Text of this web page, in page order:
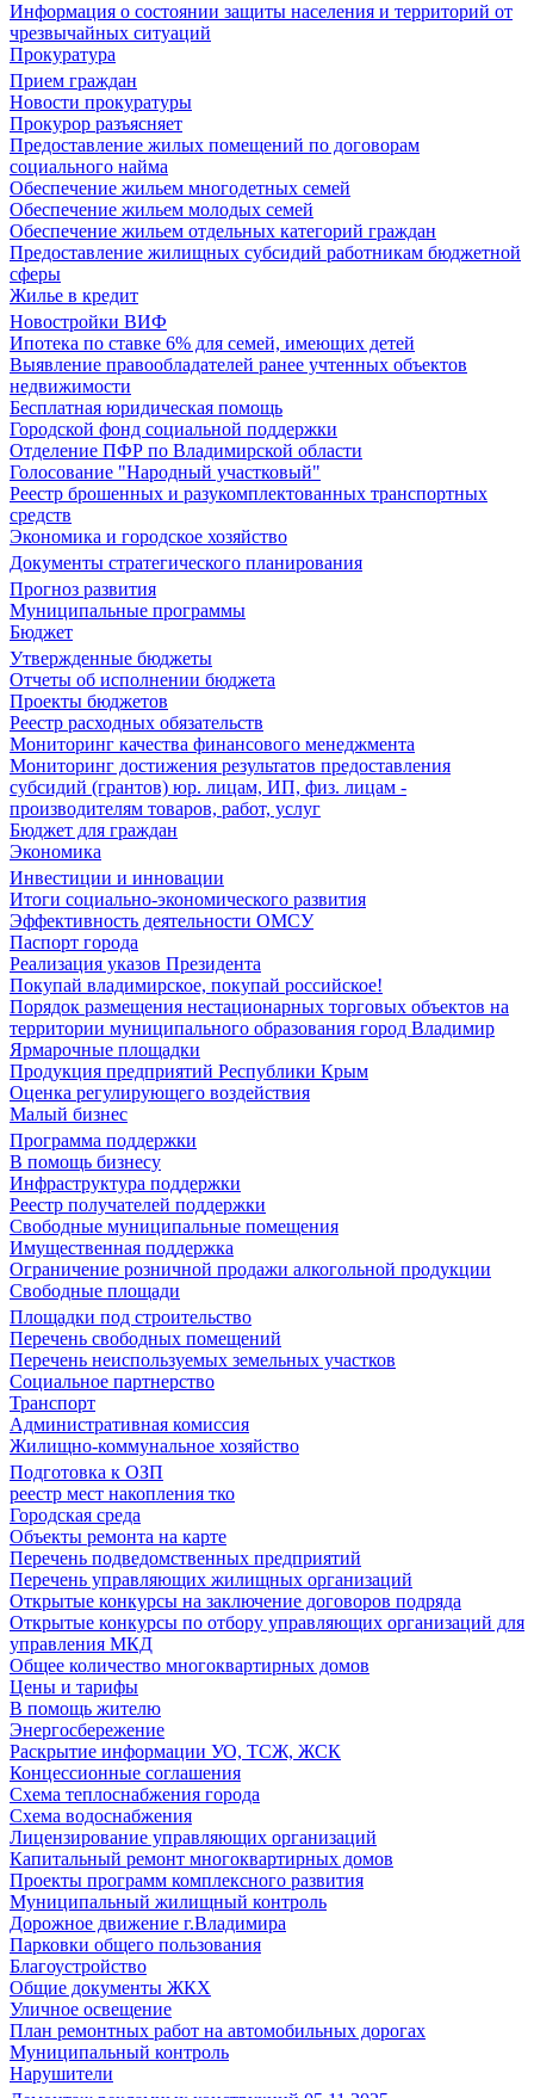
Информация о состоянии защиты населения и территорий от
чрезвычайных ситуаций
Прокуратура
Прием граждан
Новости прокуратуры
Прокурор разъясняет
Предоставление жилых помещений по договорам
социального найма
Обеспечение жильем многодетных семей
Обеспечение жильем молодых семей
Обеспечение жильем отдельных категорий граждан
Предоставление жилищных субсидий работникам бюджетной
сферы
Жилье в кредит
Новостройки ВИФ
Ипотека по ставке 6% для семей, имеющих детей
Выявление правообладателей ранее учтенных объектов
недвижимости
Бесплатная юридическая помощь
Городской фонд социальной поддержки
Отделение ПФР по Владимирской области
Голосование "Народный участковый"
Реестр брошенных и разукомплектованных транспортных
средств
Экономика и городское хозяйство
Документы стратегического планирования
Прогноз развития
Муниципальные программы
Бюджет
Утвержденные бюджеты
Отчеты об исполнении бюджета
Проекты бюджетов
Реестр расходных обязательств
Мониторинг качества финансового менеджмента
Мониторинг достижения результатов предоставления
субсидий (грантов) юр. лицам, ИП, физ. лицам -
производителям товаров, работ, услуг
Бюджет для граждан
Экономика
Инвестиции и инновации
Итоги социально-экономического развития
Эффективность деятельности ОМСУ
Паспорт города
Реализация указов Президента
Покупай владимирское, покупай российское!
Порядок размещения нестационарных торговых объектов на
территории муниципального образования город Владимир
Ярмарочные площадки
Продукция предприятий Республики Крым
Оценка регулирующего воздействия
Малый бизнес
Программа поддержки
В помощь бизнесу
Инфраструктура поддержки
Реестр получателей поддержки
Свободные муниципальные помещения
Имущественная поддержка
Ограничение розничной продажи алкогольной продукции
Свободные площади
Площадки под строительство
Перечень свободных помещений
Перечень неиспользуемых земельных участков
Социальное партнерство
Транспорт
Административная комиссия
Жилищно-коммунальное хозяйство
Подготовка к ОЗП
реестр мест накопления тко
Городская среда
Объекты ремонта на карте
Перечень подведомственных предприятий
Перечень управляющих жилищных организаций
Открытые конкурсы на заключение договоров подряда
Открытые конкурсы по отбору управляющих организаций для
управления МКД
Общее количество многоквартирных домов
Цены и тарифы
В помощь жителю
Энергосбережение
Раскрытие информации УО, ТСЖ, ЖСК
Концессионные соглашения
Схема теплоснабжения города
Схема водоснабжения
Лицензирование управляющих организаций
Капитальный ремонт многоквартирных домов
Проекты программ комплексного развития
Муниципальный жилищный контроль
Дорожное движение г.Владимира
Парковки общего пользования
Благоустройство
Общие документы ЖКХ
Уличное освещение
План ремонтных работ на автомобильных дорогах
Муниципальный контроль
Нарушители